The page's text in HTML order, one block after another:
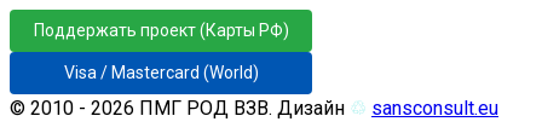
Поддержать проект (Карты РФ)
Visa / Mastercard (World)
© 2010 - 2026 ПМГ РОД ВЗВ. Дизайн ♲ sansconsult.eu